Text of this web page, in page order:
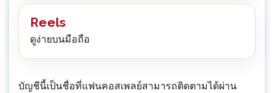
Reels
ดูง่ายบนมือถือ
บัญชีนี้เป็นชื่อที่แฟนคอสเพลย์สามารถติดตามได้ผ่าน